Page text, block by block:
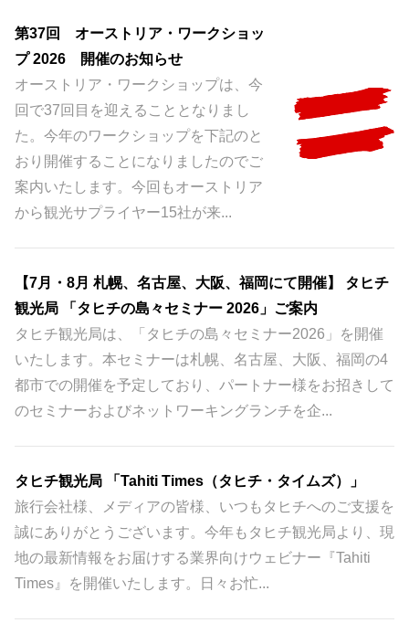
第37回 オーストリア・ワークショッ
プ 2026 開催のお知らせ
オーストリア・ワークショップは、今
回で37回目を迎えることとなりまし
た。今年のワークショップを下記のと
おり開催することになりましたのでご
案内いたします。今回もオーストリア
から観光サプライヤー15社が来...
【7月・8月 札幌、名古屋、大阪、福岡にて開催】 タヒチ
観光局 「タヒチの島々セミナー 2026」ご案内
タヒチ観光局は、「タヒチの島々セミナー2026」を開催
いたします。本セミナーは札幌、名古屋、大阪、福岡の4
都市での開催を予定しており、パートナー様をお招きして
のセミナーおよびネットワーキングランチを企...
タヒチ観光局 「Tahiti Times（タヒチ・タイムズ）」
旅行会社様、メディアの皆様、いつもタヒチへのご支援を
誠にありがとうございます。今年もタヒチ観光局より、現
地の最新情報をお届けする業界向けウェビナー『Tahiti
Times』を開催いたします。日々お忙...